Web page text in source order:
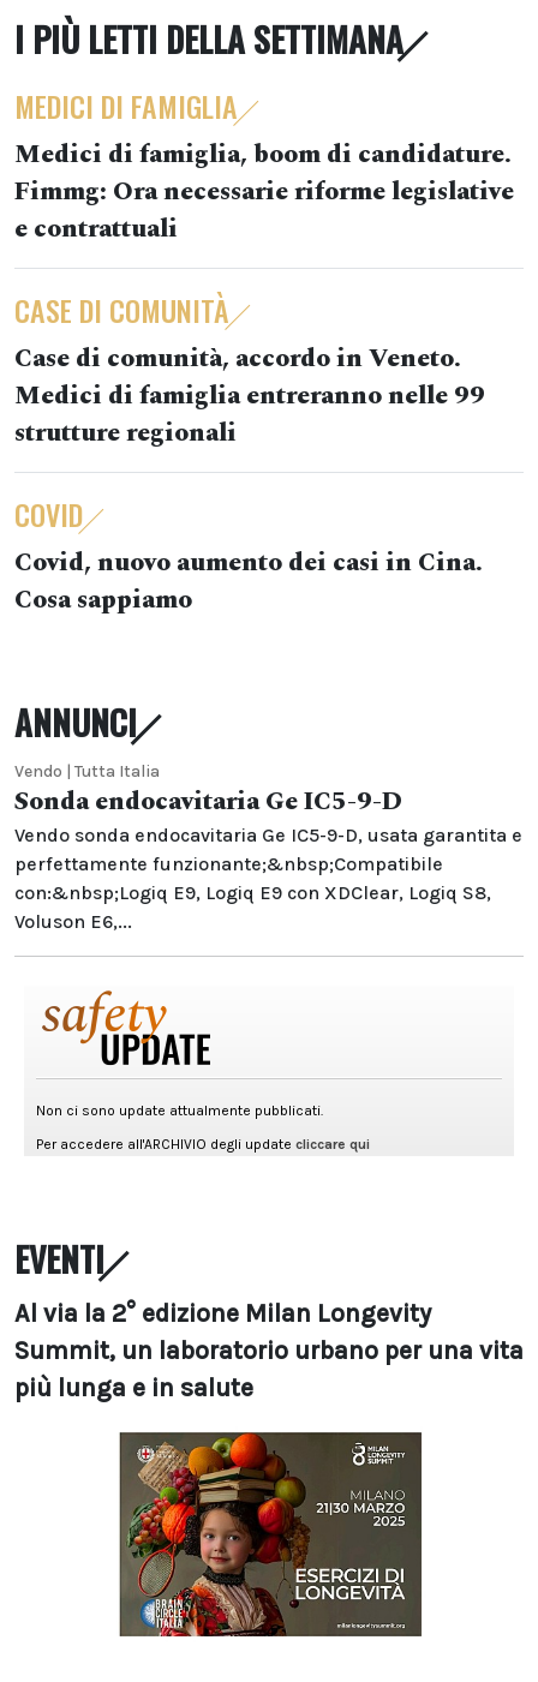
I PIÙ LETTI DELLA SETTIMANA
MEDICI DI FAMIGLIA
Medici di famiglia, boom di candidature.
Fimmg: Ora necessarie riforme legislative
e contrattuali
CASE DI COMUNITÀ
Case di comunità, accordo in Veneto.
Medici di famiglia entreranno nelle 99
strutture regionali
COVID
Covid, nuovo aumento dei casi in Cina.
Cosa sappiamo
ANNUNCI
Vendo | Tutta Italia
Sonda endocavitaria Ge IC5-9-D
Vendo sonda endocavitaria Ge IC5-9-D, usata garantita e
perfettamente funzionante;&nbsp;Compatibile
con:&nbsp;Logiq E9, Logiq E9 con XDClear, Logiq S8,
Voluson E6,...
EVENTI
Al via la 2° edizione Milan Longevity
Summit, un laboratorio urbano per una vita
più lunga e in salute